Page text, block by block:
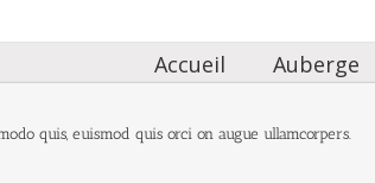
Accueil Auberge
quis, euismod quis orci on augue ullamcorpers.